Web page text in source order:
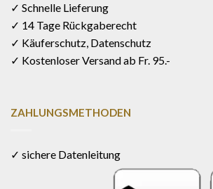
✓ Schnelle Lieferung
✓ 14 Tage Rückgaberecht
✓ Käuferschutz, Datenschutz
✓ Kostenloser Versand ab Fr. 95.-
ZAHLUNGSMETHODEN
✓ sichere Datenleitung